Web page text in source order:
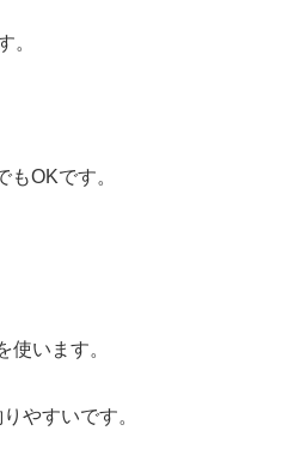
。
もOKです。
使います。
やすいです。